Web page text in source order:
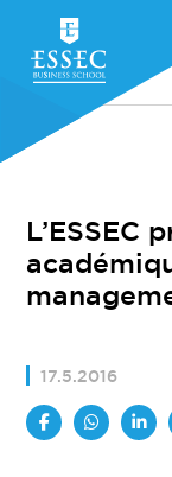
L’ESSEC
17.5.2016